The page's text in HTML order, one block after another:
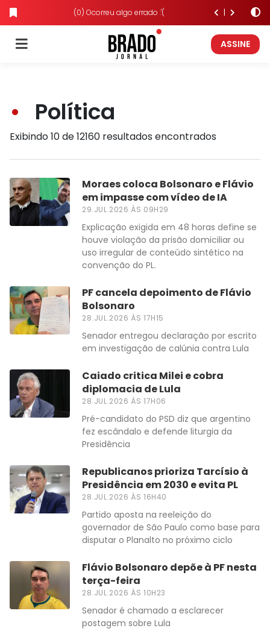
(0) Ocorreu algo errado :'(
ASSINE
Política
Exibindo 10 de 12160 resultados encontrados
Moraes coloca Bolsonaro e Flávio
em impasse com vídeo de IA
29.JUL.2026 ÀS 09H29
Explicação exigida em 48 horas define se
houve violação da prisão domiciliar ou
uso irregular de conteúdo sintético na
convenção do PL.
PF cancela depoimento de Flávio
Bolsonaro
28.JUL.2026 ÀS 17H15
Senador entregou declaração por escrito
em investigação de calúnia contra Lula
Caiado critica Milei e cobra
diplomacia de Lula
28.JUL.2026 ÀS 17H06
Pré-candidato do PSD diz que argentino
fez escândalo e defende liturgia da
Presidência
Republicanos prioriza Tarcísio à
Presidência em 2030 e evita PL
28.JUL.2026 ÀS 16H40
Partido aposta na reeleição do
governador de São Paulo como base para
disputar o Planalto no próximo ciclo
Flávio Bolsonaro depõe à PF nesta
terça-feira
28.JUL.2026 ÀS 10H23
Senador é chamado a esclarecer
postagem sobre Lula